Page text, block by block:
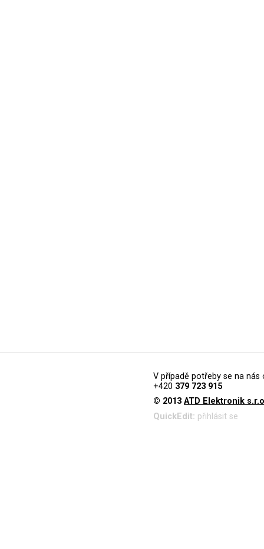
V případě potřeby se na
+420 379 723 915
© 2013 ATD Elektronik
QuickEdit: přihlásit se